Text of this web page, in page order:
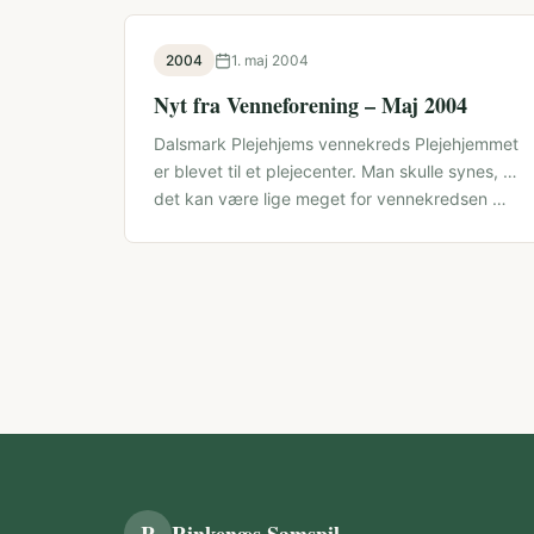
2004 1. maj 2004
Nyt fra Venneforening – Maj 2004
Dalsmark Plejehjems vennekreds Plejehjemmet
er blevet til et plejecenter. Man skulle synes, at
det kan være lige meget for vennekredsen …